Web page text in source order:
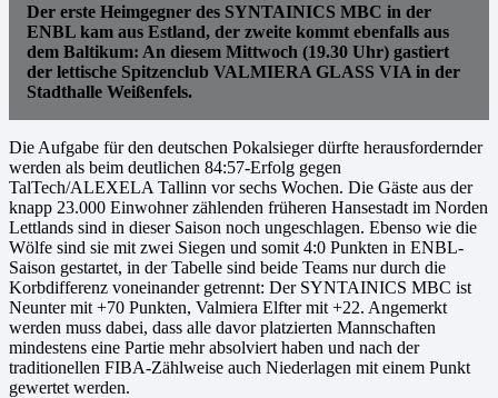
Der erste Heimgegner des SYNTAINICS MBC in der
ENBL kam aus Estland, der zweite kommt ebenfalls aus
dem Baltikum: An diesem Mittwoch (19.30 Uhr) gastiert
der lettische Spitzenclub VALMIERA GLASS VIA in der
Stadthalle Weißenfels.
Die Aufgabe für den deutschen Pokalsieger dürfte herausfordernder
werden als beim deutlichen 84:57-Erfolg gegen
TalTech/ALEXELA Tallinn vor sechs Wochen. Die Gäste aus der
knapp 23.000 Einwohner zählenden früheren Hansestadt im Norden
Lettlands sind in dieser Saison noch ungeschlagen. Ebenso wie die
Wölfe sind sie mit zwei Siegen und somit 4:0 Punkten in ENBL-
Saison gestartet, in der Tabelle sind beide Teams nur durch die
Korbdifferenz voneinander getrennt: Der SYNTAINICS MBC ist
Neunter mit +70 Punkten, Valmiera Elfter mit +22. Angemerkt
werden muss dabei, dass alle davor platzierten Mannschaften
mindestens eine Partie mehr absolviert haben und nach der
traditionellen FIBA-Zählweise auch Niederlagen mit einem Punkt
gewertet werden.